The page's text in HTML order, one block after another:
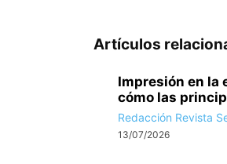
Artículos
Impresión en la
cómo las
Redacción Revista
13/07/2026